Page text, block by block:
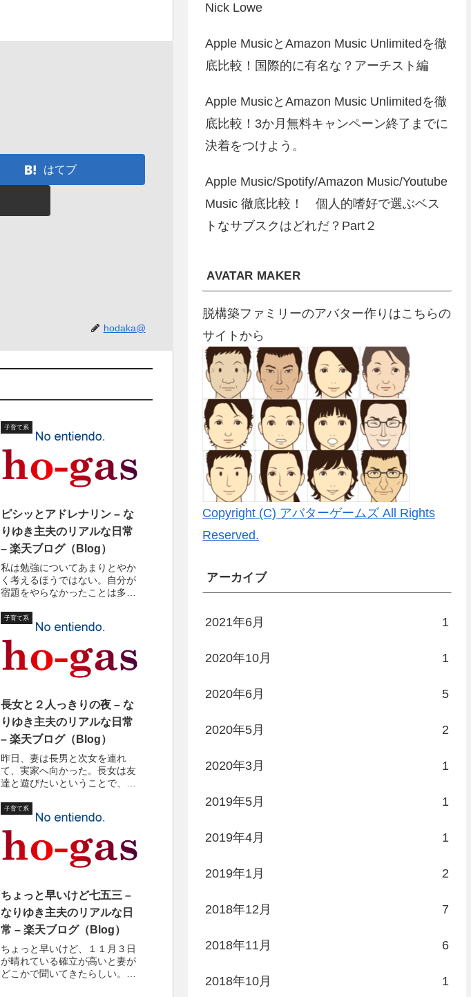
はてブ
hodaka@
子育て系
ピシッとアドレナリン – な
りゆき主夫のリアルな日常
– 楽天ブログ（Blog）
私は勉強についてあまりとやか
く考えるほうではない。自分が
宿題をやらなかったことは多い
したことではないという観念が
どうしても抜けない。妻には、
「アナタは出来が良かっただ
け、勉強しなければダメな子供
もいるの」といわれ...
子育て系
長女と２人っきりの夜 – な
りゆき主夫のリアルな日常
– 楽天ブログ（Blog）
昨日、妻は長男と次女を連れ
て、実家へ向かった。長女は友
達と遊びたいということで、私
かし、実際には長女の友達は風
邪をひいてしまったらしい。そ
の子の弟（小学校２年生）とず
っと遊んでいた。その弟くん
は、長女のことが気に...
子育て系
ちょっと早いけど七五三 –
なりゆき主夫のリアルな日
常 – 楽天ブログ（Blog）
ちょっと早いけど、１１月３日
が晴れている確立が高いと妻が
どこかで聞いてきたらしい。次
Nick Lowe
Apple MusicとAmazon Music Unlimitedを徹
底比較！国際的に有名な？アーチスト編
Apple MusicとAmazon Music Unlimitedを徹
底比較！3か月無料キャンペーン終了までに
決着をつけよう。
Apple Music/Spotify/Amazon Music/Youtube
Music 徹底比較！ 個人的嗜好で選ぶベス
トなサブスクはどれだ？Part２
AVATAR MAKER
脱構築ファミリーのアバター作りはこちらの
サイトから
Copyright (C) アバターゲームズ All Rights
Reserved.
アーカイブ
2021年6月 1
2020年10月 1
2020年6月 5
2020年5月 2
2020年3月 1
2019年5月 1
2019年4月 1
2019年1月 2
2018年12月 7
2018年11月 6
2018年10月 1